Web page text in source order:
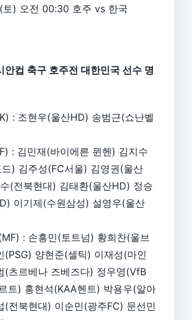
) 오전 00:30 호주 vs 한국
컵 축구 호주전 대한민국 선수 명
: 조현우(울산HD) 송범근(쇼난벨
: 김민재(바이에른 뮌헨) 김지수
) 김주성(FC서울) 김영권(울산
(전북현대) 김태환(울산HD) 정승
이기제(수원삼성) 설영우(울산
: 손흥민(토트넘) 황희찬(울브
(PSG) 양현준(셀틱) 이재성(마인
(츠르베나 즈베즈다) 정우영(VfB
트) 홍현석(KAA헨트) 박용우(알아
(전북현대) 이순민(광주FC) 문선민